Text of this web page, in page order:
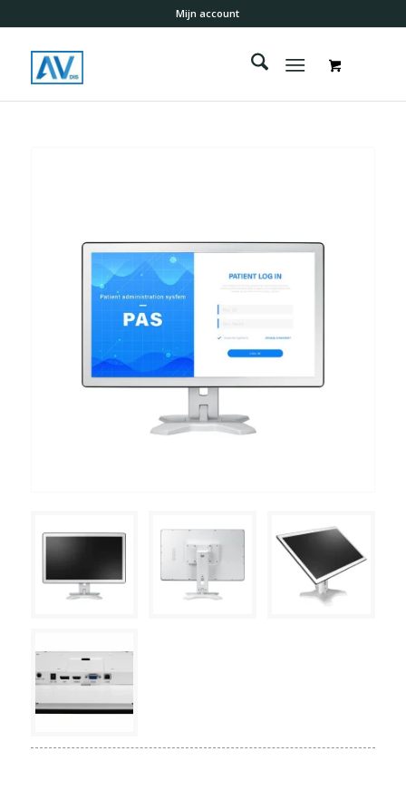
Mijn account